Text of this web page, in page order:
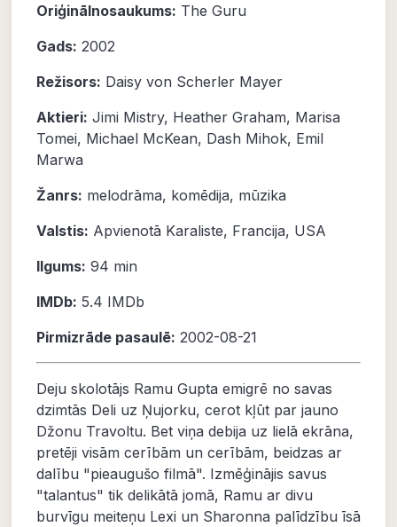
Oriģinālnosaukums: The Guru
Gads: 2002
Režisors: Daisy von Scherler Mayer
Aktieri: Jimi Mistry, Heather Graham, Marisa
Tomei, Michael McKean, Dash Mihok, Emil
Marwa
Žanrs: melodrāma, komēdija, mūzika
Valstis: Apvienotā Karaliste, Francija, USA
Ilgums: 94 min
IMDb: 5.4 IMDb
Pirmizrāde pasaulē: 2002-08-21
Deju skolotājs Ramu Gupta emigrē no savas
dzimtās Deli uz Ņujorku, cerot kļūt par jauno
Džonu Travoltu. Bet viņa debija uz lielā ekrāna,
pretēji visām cerībām un cerībām, beidzas ar
dalību "pieaugušo filmā". Izmēģinājis savus
"talantus" tik delikātā jomā, Ramu ar divu
burvīgu meiteņu Lexi un Sharonna palīdzību īsā